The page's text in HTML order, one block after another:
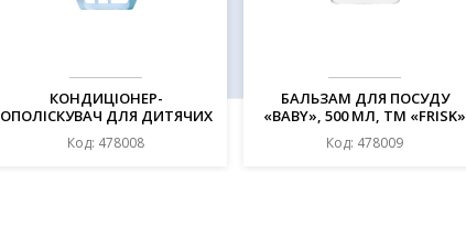
КОНДИЦІОНЕР-
ОПОЛІСКУВАЧ ДЛЯ ДИТЯЧИХ
РЕЧЕЙ "BABY", 1Л, ТМ "FRISK"
Код: 478008
БАЛЬЗАМ ДЛЯ ПОСУДУ
«BABY», 500 МЛ, ТМ «FRISK»
Код: 478009